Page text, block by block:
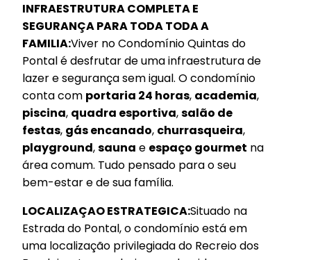
INFRAESTRUTURA COMPLETA E
SEGURANÇA PARA TODA TODA A
FAMILIA:Viver no Condomínio Quintas do
Pontal é desfrutar de uma infraestrutura de
lazer e segurança sem igual. O condomínio
conta com portaria 24 horas, academia,
piscina, quadra esportiva,salão de
festas, gás encanado, churrasqueira,
playground,sauna e espaço gourmet na
área comum. Tudo pensado para o seu
bem-estar e de sua família.
LOCALIZAÇAO ESTRATEGICA:Situado na
Estrada do Pontal, o condomínio está em
uma localização privilegiada do Recreio dos